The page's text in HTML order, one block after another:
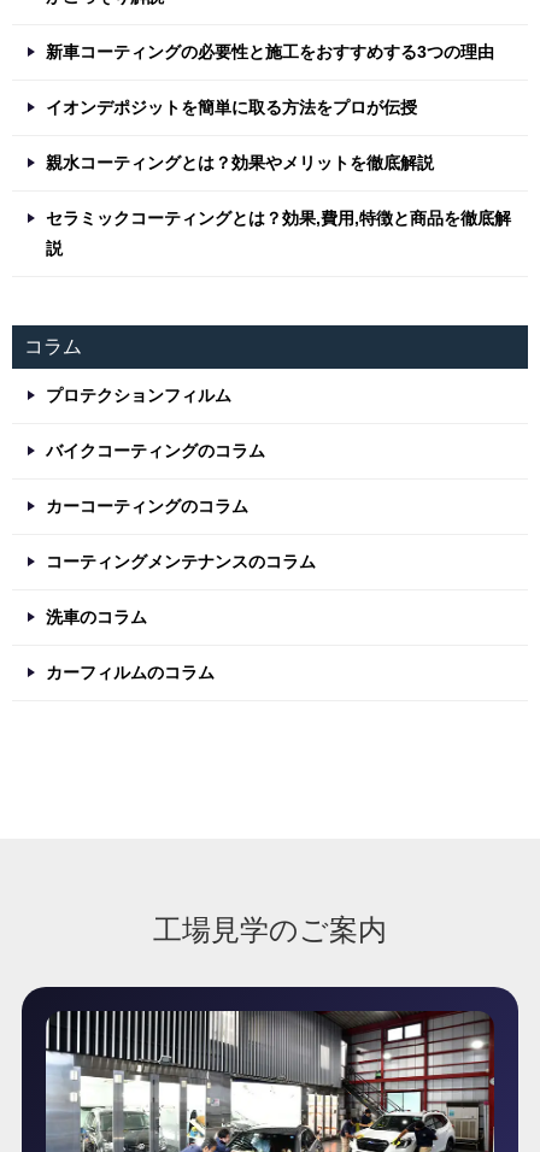
新車コーティングの必要性と施工をおすすめする3つの理由
イオンデポジットを簡単に取る方法をプロが伝授
親水コーティングとは？効果やメリットを徹底解説
セラミックコーティングとは？効果,費用,特徴と商品を徹底解
説
コラム
プロテクションフィルム
バイクコーティングのコラム
カーコーティングのコラム
コーティングメンテナンスのコラム
洗車のコラム
カーフィルムのコラム
工場見学のご案内